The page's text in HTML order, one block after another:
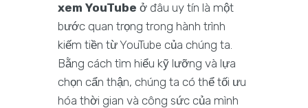
xem YouTube ở đâu uy tín là một
bước quan trọng trong hành trình
kiếm tiền từ YouTube của chúng ta.
Bằng cách tìm hiểu kỹ lưỡng và lựa
chọn cẩn thận, chúng ta có thể tối ưu
hóa thời gian và công sức của mình